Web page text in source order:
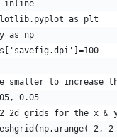
inline
as plt
as np
smaller to increase
0.05
2d grids for the x & y
2,